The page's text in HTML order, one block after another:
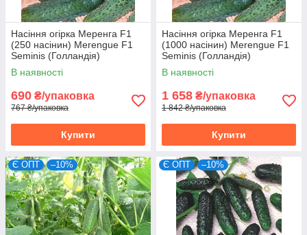
Насіння огірка Меренга F1
(250 насінин) Merengue F1
Seminis (Голландія)
В наявності
690 ₴/упаковка
767 ₴/упаковка
Купити
Насіння огірка Меренга F1
(1000 насінин) Merengue F1
Seminis (Голландія)
В наявності
1 658 ₴/упаковка
1 842 ₴/упаковка
Купити
Є ОПТ –10% Є ОПТ –10%